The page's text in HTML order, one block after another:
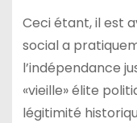
Ceci étant, il est
social a
l’indépendance
«vieille» élite
légitimité